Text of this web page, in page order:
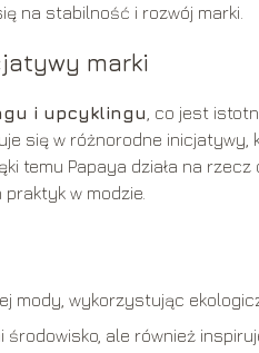
na stabilność i rozwój marki.
marki
i upcyklingu , co jest
się w różnorodne
temu Papaya działa na
w modzie.
mody, wykorzystując
środowisko, ale również